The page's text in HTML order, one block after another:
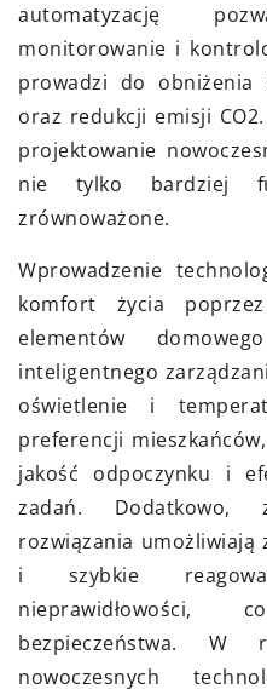
automatyzację
monitorowanie i
prowadzi do obniżenia
oraz redukcji emisji
projektowanie
nie tylko bardziej
zrównoważone.
Wprowadzenie
komfort życia
elementów
inteligentnego
oświetlenie i
preferencji
jakość odpoczynku i
zadań. Dodatkowo,
rozwiązania
i szybkie
bezpieczeństwa. W
nowoczesnych